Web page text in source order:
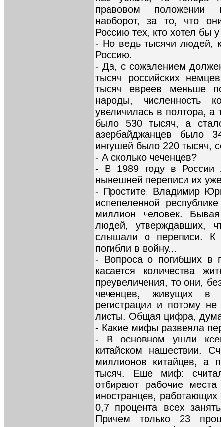
правовом положении
наоборот, за то, что
Россию тех, кто хотел бы
- Но ведь тысячи людей,
Россию.
- Да, с сожалением
тысяч российских
тысяч евреев меньше
народы, численность
увеличилась в полтора,
было 530 тысяч, а
азербайджанцев было
ингушей было 220 тысяч,
- А сколько чеченцев?
- В 1989 году в России
нынешней переписи их
- Простите, Владимир
испепеленной
миллион человек.
людей, утверждавших,
слышали о переписи. К
погибли в войну...
- Вопроса о погибших в
касается количества
преувеличения, то они,
чеченцев, живущих в
регистрации и потому
листы. Общая цифра,
- Какие мифы развеяла
- В основном ушли
китайском нашествии.
миллионов китайцев, а
тысяч. Еще миф:
отбирают рабочие
иностранцев,
0,7 процента всех
Причем только 23